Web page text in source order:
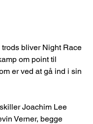
trods bliver Night Race
om point til
er ved at gå ind i sin
Joachim Lee
Verner, begge